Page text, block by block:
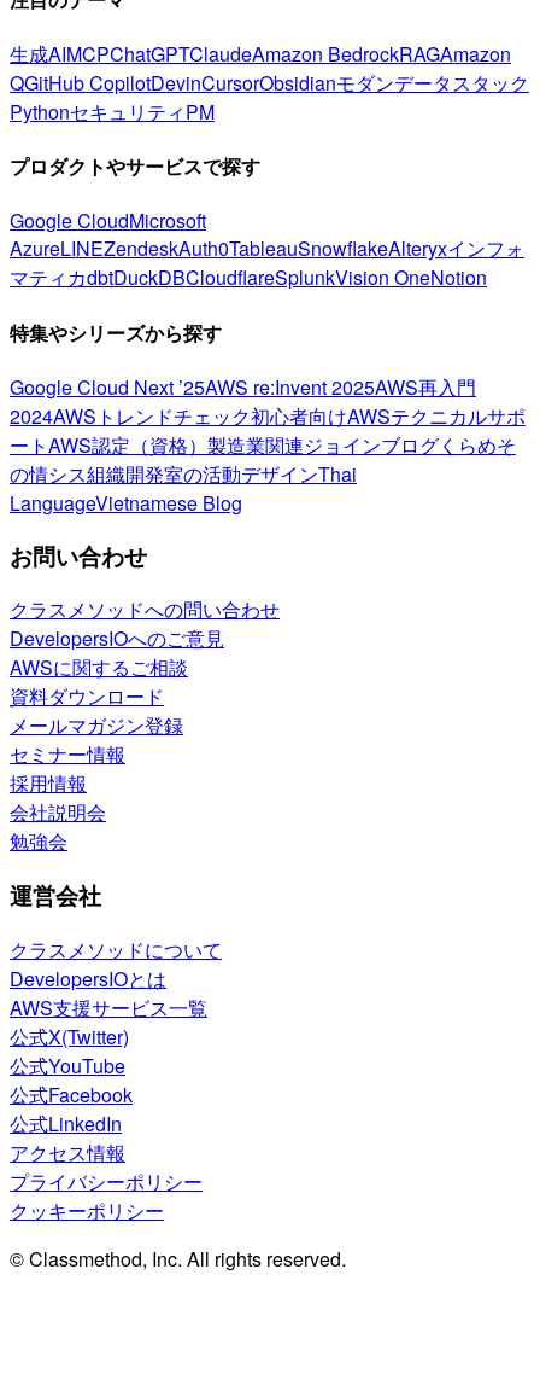
生成AIMCPChatGPTClaudeAmazon BedrockRAGAmazon
QGitHub CopilotDevinCursorObsidianモダンデータスタック
PythonセキュリティPM
プロダクトやサービスで探す
Google CloudMicrosoft
AzureLINEZendeskAuth0TableauSnowflakeAlteryxインフォ
マティカdbtDuckDBCloudflareSplunkVision OneNotion
特集やシリーズから探す
Google Cloud Next ’25AWS re:Invent 2025AWS再入門
2024AWSトレンドチェック初心者向けAWSテクニカルサポ
ートAWS認定（資格） 製造業関連ジョインブログくらめそ
の情シス組織開発室の活動デザインThai
LanguageVietnamese Blog
お問い合わせ
クラスメソッドへの問い合わせ
DevelopersIOへのご意見
AWSに関するご相談
資料ダウンロード
メールマガジン登録
セミナー情報
採用情報
会社説明会
勉強会
運営会社
クラスメソッドについて
DevelopersIOとは
AWS支援サービス一覧
公式X(Twitter)
公式YouTube
公式Facebook
公式LinkedIn
アクセス情報
プライバシーポリシー
クッキーポリシー
© Classmethod, Inc. All rights reserved.